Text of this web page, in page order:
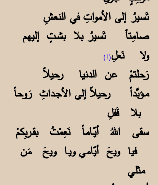
تَسيرُ إلى الأمواتِ في النعشِ
صامِتاً تَسيرُ بلا بشـتٍ إليهم
ولا نَعلِ(1)
رَحلتمْ عن الدنيا رحيلاً
مـؤبَّداً رحيلاً إلى الأجـداثِ رَوحاً
بلا قَفلِ
سقى اللهُ أيّـاماً نَعِمْتُ بقـربِكمْ
فيا ويحَ أيّامي ويـا ويحَ مَن
مثلي